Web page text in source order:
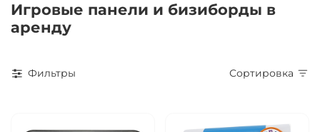
Игровые панели и бизиборды в
аренду
Фильтры Сортировка